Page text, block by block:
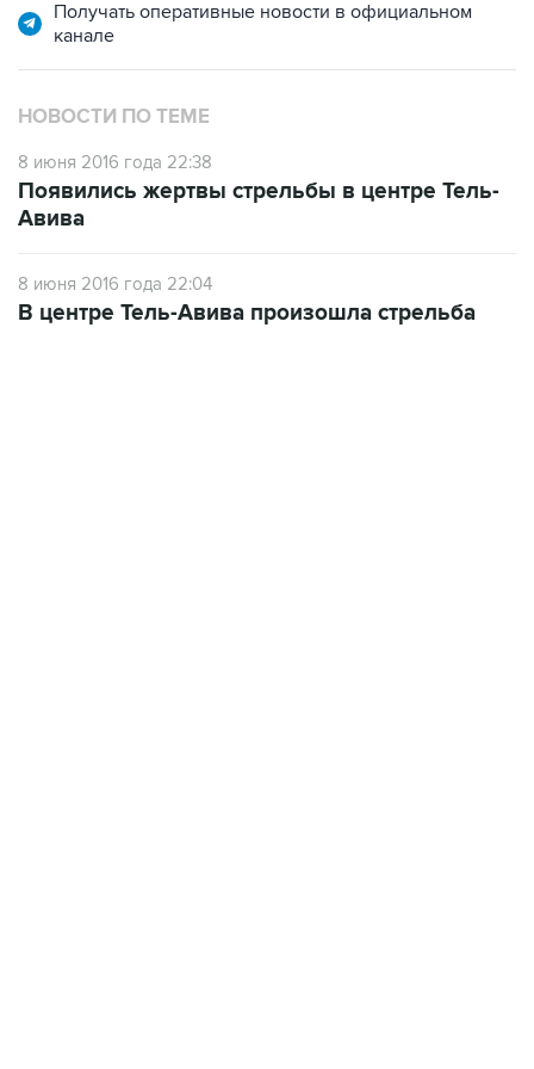
Получать оперативные новости в официальном
канале
НОВОСТИ ПО ТЕМЕ
8 июня 2016 года 22:38
Появились жертвы стрельбы в центре Тель-
Авива
8 июня 2016 года 22:04
В центре Тель-Авива произошла стрельба